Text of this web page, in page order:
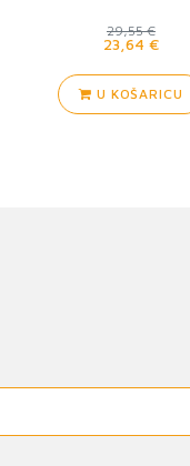
29,55 €
23,64 €
U KOŠARICU